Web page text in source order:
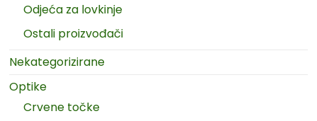
Odjeća za lovkinje
Ostali proizvođači
Nekategorizirane
Optike
Crvene točke